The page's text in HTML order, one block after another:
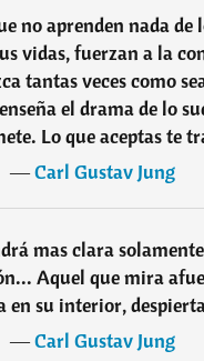
no aprenden nada de
vidas, fuerzan a la
tantas veces como
el drama de lo
Lo que aceptas te
―Carl Gustav Jung
mas clara
Aquel que mira
en su interior,
―Carl Gustav Jung